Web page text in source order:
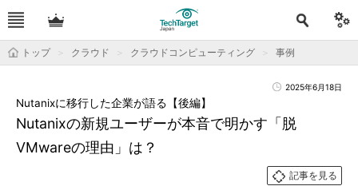
トップ クラウド クラウドコンピューティング 事例
2025年6月18日
Nutanixの新規ユーザーが本音で明かす「脱
VMwareの理由」は？
Nutanixに移行した企業が語る【後編】
記事を見る